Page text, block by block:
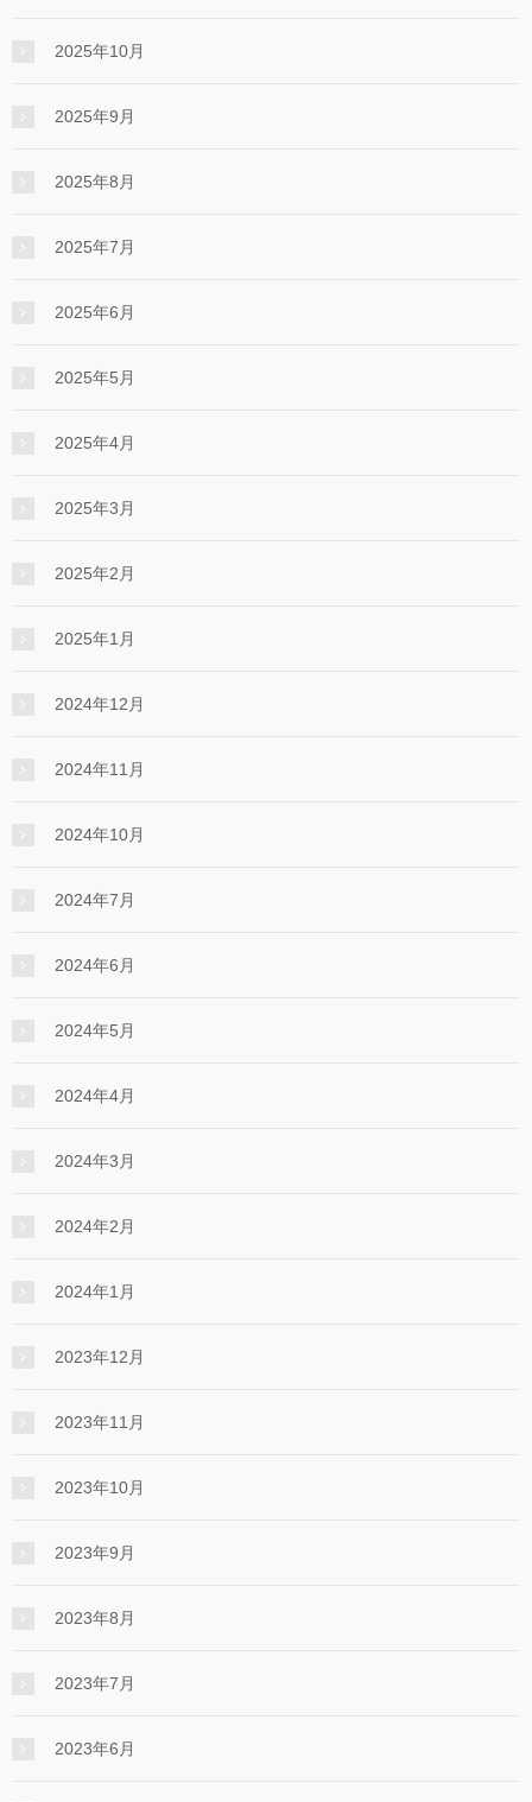
2025年10月
2025年9月
2025年8月
2025年7月
2025年6月
2025年5月
2025年4月
2025年3月
2025年2月
2025年1月
2024年12月
2024年11月
2024年10月
2024年7月
2024年6月
2024年5月
2024年4月
2024年3月
2024年2月
2024年1月
2023年12月
2023年11月
2023年10月
2023年9月
2023年8月
2023年7月
2023年6月